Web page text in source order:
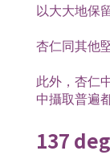
以大大地保
杏仁同其他
此外，杏仁
中攝取普遍
137